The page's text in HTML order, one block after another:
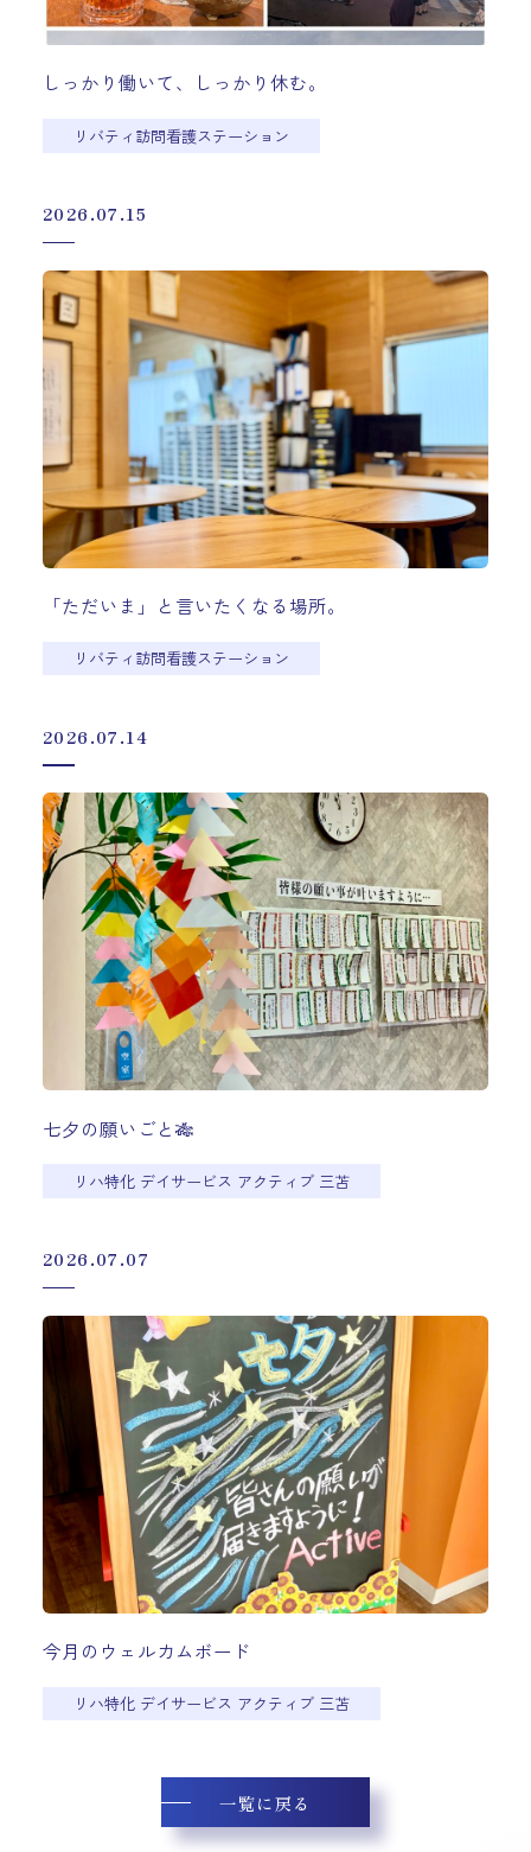
しっかり働いて、しっかり休む。
リバティ訪問看護ステーション
2026.07.15
「ただいま」と言いたくなる場所。
リバティ訪問看護ステーション
2026.07.14
七夕の願いごと🎋
リハ特化 デイサービス アクティブ 三苫
2026.07.07
今月のウェルカムボード
リハ特化 デイサービス アクティブ 三苫
一覧に戻る